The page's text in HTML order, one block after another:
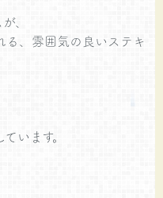
、
、雰囲気の良いステキ
います。